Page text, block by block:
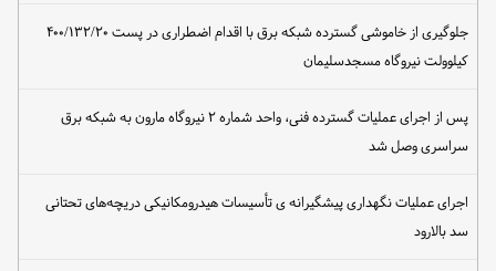
جلوگیری از خاموشی گسترده شبکه برق با اقدام اضطراری در پست ۴۰۰/۱۳۲/۲۰
کیلوولت نیروگاه مسجدسلیمان
پس از اجرای عملیات گسترده فنی، واحد شماره ۲ نیروگاه مارون به شبکه برق
سراسری وصل شد
اجرای عملیات نگهداری پیشگیرانه ی تأسیسات هیدرومکانیکی دریچه‌های تحتانی
سد بالارود